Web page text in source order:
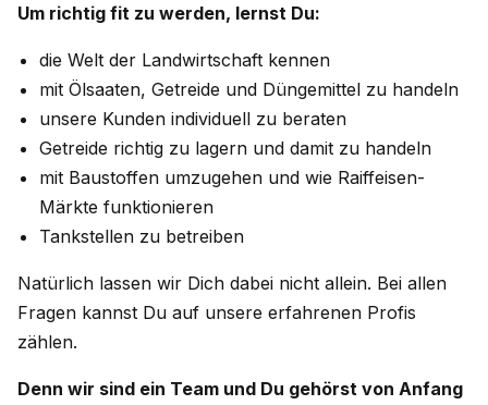
Um richtig fit zu werden, lernst Du:
die Welt der Landwirtschaft kennen
mit Ölsaaten, Getreide und Düngemittel zu handeln
unsere Kunden individuell zu beraten
Getreide richtig zu lagern und damit zu handeln
mit Baustoffen umzugehen und wie Raiffeisen-
Märkte funktionieren
Tankstellen zu betreiben
Natürlich lassen wir Dich dabei nicht allein. Bei allen
Fragen kannst Du auf unsere erfahrenen Profis
zählen.
Denn wir sind ein Team und Du gehörst von Anfang